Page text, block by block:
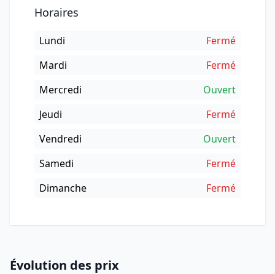
Horaires
Lundi
Fermé
Mardi
Fermé
Mercredi
Ouvert
Jeudi
Fermé
Vendredi
Ouvert
Samedi
Fermé
Dimanche
Fermé
Évolution des prix